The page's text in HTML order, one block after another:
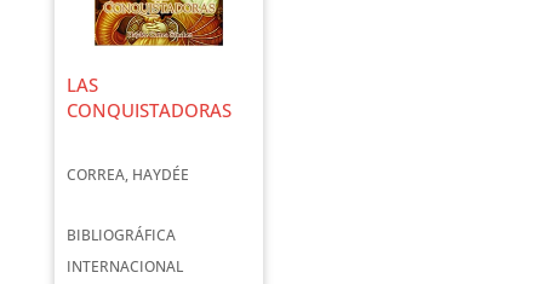
LAS
CONQUISTADORAS
CORREA, HAYDÉE
BIBLIOGRÁFICA
INTERNACIONAL